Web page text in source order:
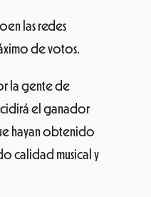
las redes
de votos.
la gente de
el ganador
hayan obtenido
calidad musical y